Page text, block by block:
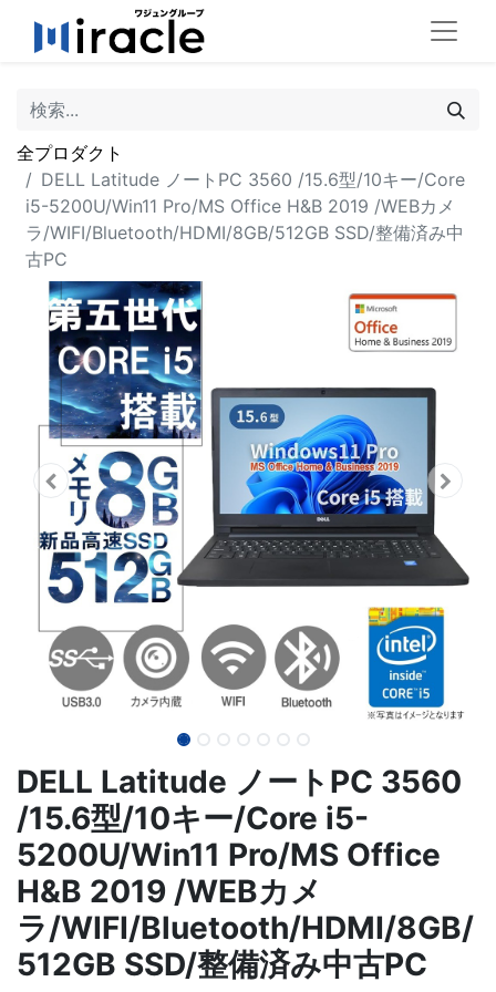
全プロダクト
DELL Latitude ノートPC 3560 /15.6型/10キー/Core
i5-5200U/Win11 Pro/MS Office H&B 2019 /WEBカメ
ラ/WIFI/Bluetooth/HDMI/8GB/512GB SSD/整備済み中
古PC
DELL Latitude ノートPC 3560
/15.6型/10キー/Core i5-
5200U/Win11 Pro/MS Office
H&B 2019 /WEBカメ
ラ/WIFI/Bluetooth/HDMI/8GB/
512GB SSD/整備済み中古PC